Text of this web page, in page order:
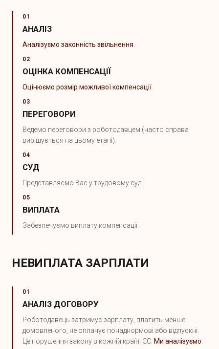
01
АНАЛІЗ
Аналізуємо законність звільнення.
02
ОЦІНКА КОМПЕНСАЦІЇ
Оцінюємо розмір можливої компенсації.
03
ПЕРЕГОВОРИ
Ведемо переговори з роботодавцем (часто справа
вирішується на цьому етапі).
04
СУД
Представляємо Вас у трудовому суді.
05
ВИПЛАТА
Забезпечуємо виплату компенсації.
НЕВИПЛАТА ЗАРПЛАТИ
01
АНАЛІЗ ДОГОВОРУ
Роботодавець затримує зарплату, платить менше
домовленого, не оплачує понаднормові або відпускні.
Це порушення закону в кожній країні ЄС. Ми аналізуємо